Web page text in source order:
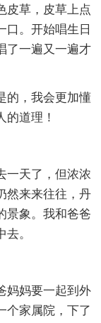
皮草，皮草上点
口。开始唱生日
了一遍又一遍才
的，我会更加懂
道理！
一天了，但浓浓
然来来往往，丹
景象。我和爸爸
。
妈妈要一起到外
个家属院，下了